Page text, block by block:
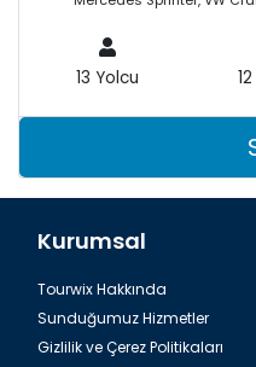
13 Yolcu
Kurumsal
Tourwix Hakkında
Sunduğumuz Hizmetler
Gizlilik ve Çerez Politikaları